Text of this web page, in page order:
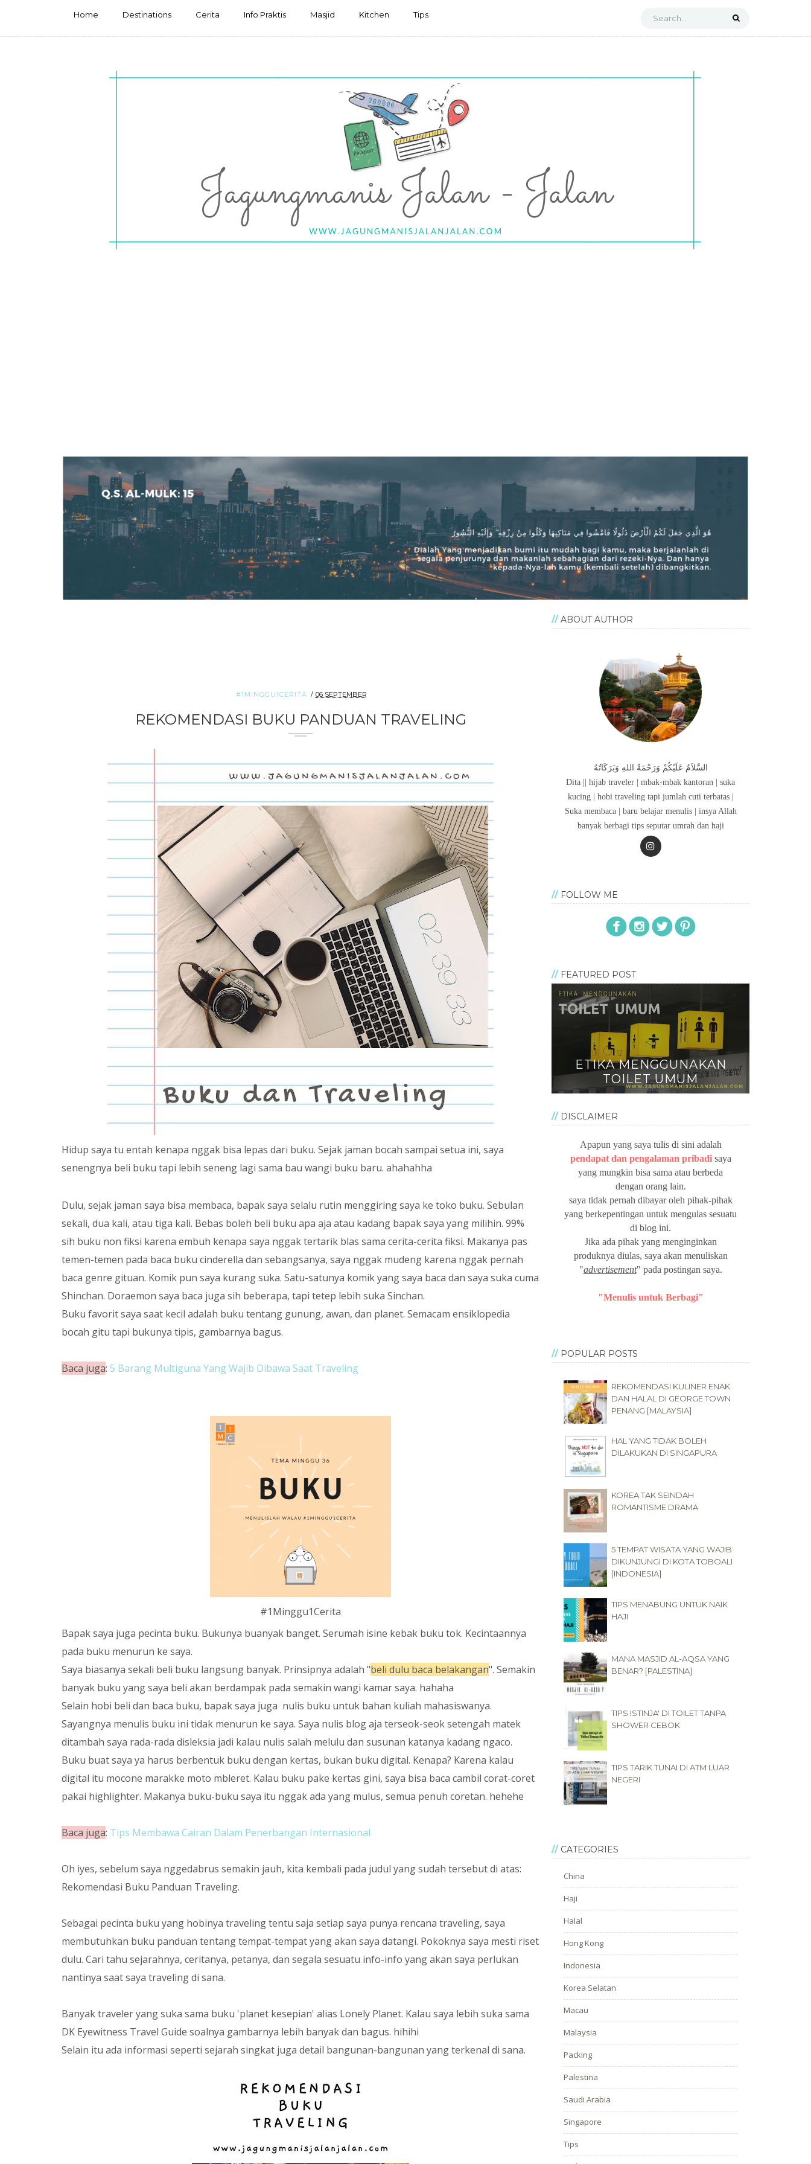
Home Destinations Cerita Info Praktis Masjid Kitchen Tips
#1MINGGU1CERITA 06 SEPTEMBER
REKOMENDASI BUKU PANDUAN TRAVELING
Hidup saya tu entah kenapa nggak bisa lepas dari buku. Sejak jaman bocah sampai setua ini, saya
senengnya beli buku tapi lebih seneng lagi sama bau wangi buku baru. ahahahha
Dulu, sejak jaman saya bisa membaca, bapak saya selalu rutin menggiring saya ke toko buku. Sebulan
sekali, dua kali, atau tiga kali. Bebas boleh beli buku apa aja atau kadang bapak saya yang milihin. 99%
sih buku non fiksi karena embuh kenapa saya nggak tertarik blas sama cerita-cerita fiksi. Makanya pas
temen-temen pada baca buku cinderella dan sebangsanya, saya nggak mudeng karena nggak pernah
baca genre gituan. Komik pun saya kurang suka. Satu-satunya komik yang saya baca dan saya suka cuma
Shinchan. Doraemon saya baca juga sih beberapa, tapi tetep lebih suka Sinchan.
Buku favorit saya saat kecil adalah buku tentang gunung, awan, dan planet. Semacam ensiklopedia
bocah gitu tapi bukunya tipis, gambarnya bagus.
Baca juga: 5 Barang Multiguna Yang Wajib Dibawa Saat Traveling
#1Minggu1Cerita
Bapak saya juga pecinta buku. Bukunya buanyak banget. Serumah isine kebak buku tok. Kecintaannya
pada buku menurun ke saya.
Saya biasanya sekali beli buku langsung banyak. Prinsipnya adalah "beli dulu baca belakangan". Semakin
banyak buku yang saya beli akan berdampak pada semakin wangi kamar saya. hahaha
Selain hobi beli dan baca buku, bapak saya juga nulis buku untuk bahan kuliah mahasiswanya.
Sayangnya menulis buku ini tidak menurun ke saya. Saya nulis blog aja terseok-seok setengah matek
ditambah saya rada-rada disleksia jadi kalau nulis salah melulu dan susunan katanya kadang ngaco.
Buku buat saya ya harus berbentuk buku dengan kertas, bukan buku digital. Kenapa? Karena kalau
digital itu mocone marakke moto mbleret. Kalau buku pake kertas gini, saya bisa baca cambil corat-coret
pakai highlighter. Makanya buku-buku saya itu nggak ada yang mulus, semua penuh coretan. hehehe
Baca juga: Tips Membawa Cairan Dalam Penerbangan Internasional
Oh iyes, sebelum saya nggedabrus semakin jauh, kita kembali pada judul yang sudah tersebut di atas:
Rekomendasi Buku Panduan Traveling.
Sebagai pecinta buku yang hobinya traveling tentu saja setiap saya punya rencana traveling, saya
membutuhkan buku panduan tentang tempat-tempat yang akan saya datangi. Pokoknya saya mesti riset
dulu. Cari tahu sejarahnya, ceritanya, petanya, dan segala sesuatu info-info yang akan saya perlukan
nantinya saat saya traveling di sana.
Banyak traveler yang suka sama buku 'planet kesepian' alias Lonely Planet. Kalau saya lebih suka sama
DK Eyewitness Travel Guide soalnya gambarnya lebih banyak dan bagus. hihihi
Selain itu ada informasi seperti sejarah singkat juga detail bangunan-bangunan yang terkenal di sana.
ABOUT AUTHOR
السَّلاَمُ عَلَيْكُمْ وَرَحْمَةُ اللهِ وَبَرَكَاتُهُ
Dita || hijab traveler | mbak-mbak kantoran | suka
kucing | hobi traveling tapi jumlah cuti terbatas |
Suka membaca | baru belajar menulis | insya Allah
banyak berbagi tips seputar umrah dan haji
FOLLOW ME
FEATURED POST
ETIKA MENGGUNAKAN
TOILET UMUM
DISCLAIMER
Apapun yang saya tulis di sini adalah
pendapat dan pengalaman pribadisaya
yang mungkin bisa sama atau berbeda
dengan orang lain.
saya tidak pernah dibayar oleh pihak-pihak
yang berkepentingan untuk mengulas sesuatu
di blog ini.
Jika ada pihak yang menginginkan
produknya diulas, saya akan menuliskan
"advertisement" pada postingan saya.
"Menulis untuk Berbagi"
POPULAR POSTS
REKOMENDASI KULINER ENAK
DAN HALAL DI GEORGE TOWN
PENANG [MALAYSIA]
HAL YANG TIDAK BOLEH
DILAKUKAN DI SINGAPURA
KOREA TAK SEINDAH
ROMANTISME DRAMA
5 TEMPAT WISATA YANG WAJIB
DIKUNJUNGI DI KOTA TOBOALI
[INDONESIA]
TIPS MENABUNG UNTUK NAIK
HAJI
MANA MASJID AL-AQSA YANG
BENAR? [PALESTINA]
TIPS ISTINJA' DI TOILET TANPA
SHOWER CEBOK
TIPS TARIK TUNAI DI ATM LUAR
NEGERI
CATEGORIES
China
Haji
Halal
Hong Kong
Indonesia
Korea Selatan
Macau
Malaysia
Packing
Palestina
Saudi Arabia
Singapore
Tips